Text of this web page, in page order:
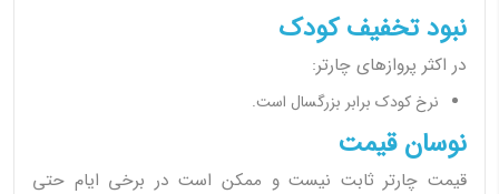
نبود تخفیف کودک
در اکثر پروازهای چارتر:
نرخ کودک برابر بزرگسال است.
نوسان قیمت
قیمت چارتر ثابت نیست و ممکن است در برخی ایام حتی